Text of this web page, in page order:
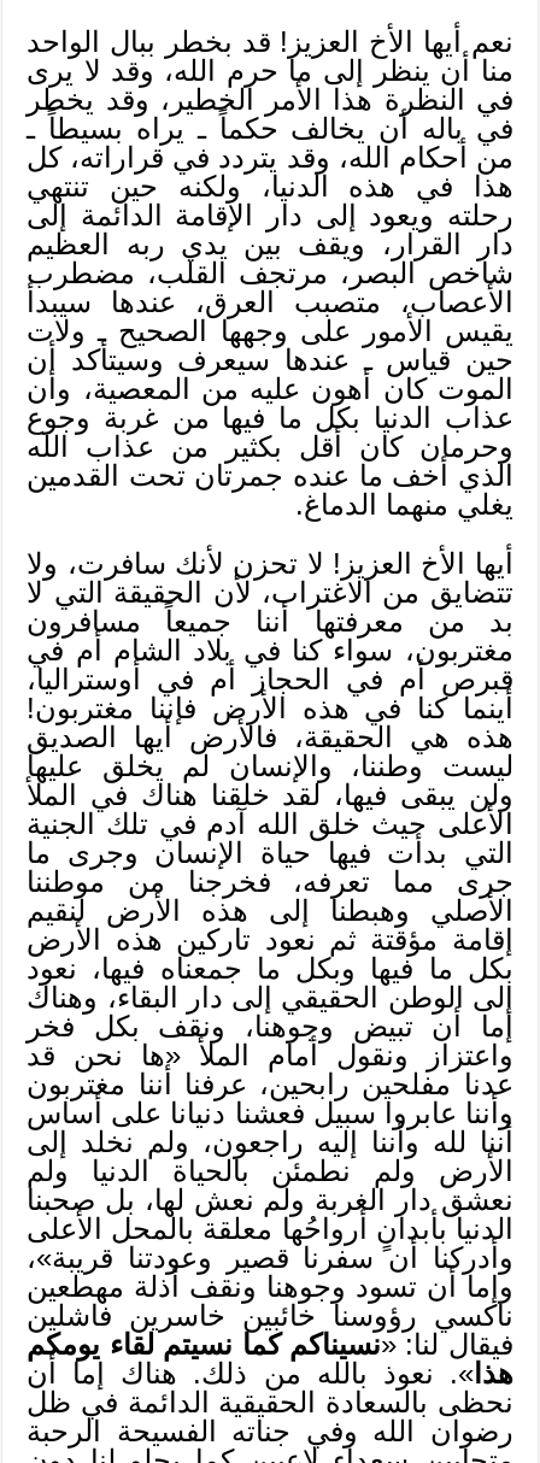
نعم أيها الأخ العزيز! قد بخطر ببال الواحد
منا أن ينظر إلى ما حرم الله، وقد لا يرى
في النظرة هذا الأمر الخطير، وقد يخطر
في باله أن يخالف حكماً ـ يراه بسيطاً ـ
من أحكام الله، وقد يتردد في قراراته، كل
هذا في هذه الدنيا، ولكنه حين تنتهي
رحلته ويعود إلى دار الإقامة الدائمة إلى
دار القرار، ويقف بين يدي ربه العظيم
شاخص البصر، مرتجف القلب، مضطرب
الأعصاب، متصبب العرق، عندها سيبدأ
يقيس الأمور على وجهها الصحيح ـ ولات
حين قياس ـ عندها سيعرف وسيتأكد أن
الموت كان أهون عليه من المعصية، وأن
عذاب الدنيا بكل ما فيها من غربة وجوع
وحرمان كان أقل بكثير من عذاب الله
الذي أخف ما عنده جمرتان تحت القدمين
يغلي منهما الدماغ.
أيها الأخ العزيز! لا تحزن لأنك سافرت، ولا
تتضايق من الاغتراب، لأن الحقيقة التي لا
بد من معرفتها أننا جميعاً مسافرون
مغتربون، سواء كنا في بلاد الشام أم في
قبرص أم في الحجاز أم في أوستراليا،
أينما كنا في هذه الأرض فإننا مغتربون!
هذه هي الحقيقة، فالأرض أيها الصديق
ليست وطننا، والإنسان لم يخلق عليها
ولن يبقى فيها، لقد خلقنا هناك في الملأ
الأعلى حيث خلق الله آدم في تلك الجنية
التي بدأت فيها حياة الإنسان وجرى ما
جرى مما تعرفه، فخرجنا من موطننا
الأصلي وهبطنا إلى هذه الأرض لنقيم
إقامة مؤقتة ثم نعود تاركين هذه الأرض
بكل ما فيها وبكل ما جمعناه فيها، نعود
إلى الوطن الحقيقي إلى دار البقاء، وهناك
إما أن تبيض وجوهنا، ونقف بكل فخر
واعتزاز ونقول أمام الملأ «ها نحن قد
عدنا مفلحين رابحين، عرفنا أننا مغتربون
وأننا عابروا سبيل فعشنا دنيانا على أساس
أننا لله وأننا إليه راجعون، ولم نخلد إلى
الأرض ولم نطمئن بالحياة الدنيا ولم
نعشق دار الغربة ولم نعش لها، بل صحبنا
الدنيا بأبدانٍ أرواحُها معلقة بالمحل الأعلى
وأدركنا أن سفرنا قصير وعودتنا قريبة»،
وإما أن تسود وجوهنا ونقف أذلة مهطعين
ناكسي رؤوسنا خائبين خاسرين فاشلين
فيقال لنا: «نسيناكم كما نسيتم لقاء يومكم
هذا». نعوذ بالله من ذلك. هناك إما أن
نحظى بالسعادة الحقيقية الدائمة في ظل
رضوان الله وفي جناته الفسيحة الرحبة